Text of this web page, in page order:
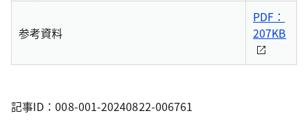
参考資料
PDF：
207KB
記事ID：008-001-20240822-006761